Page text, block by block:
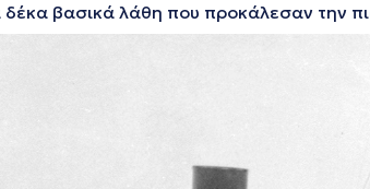
βασικά λάθη που προκάλεσαν την